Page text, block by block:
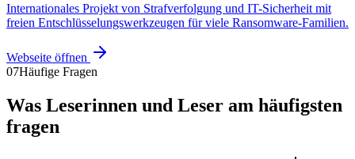
Internationales Projekt von Strafverfolgung und IT-Sicherheit mit
freien Entschlüsselungswerkzeugen für viele Ransomware-Familien.
Webseite öffnen
07Häufige Fragen
Was Leserinnen und Leser am häufigsten
fragen